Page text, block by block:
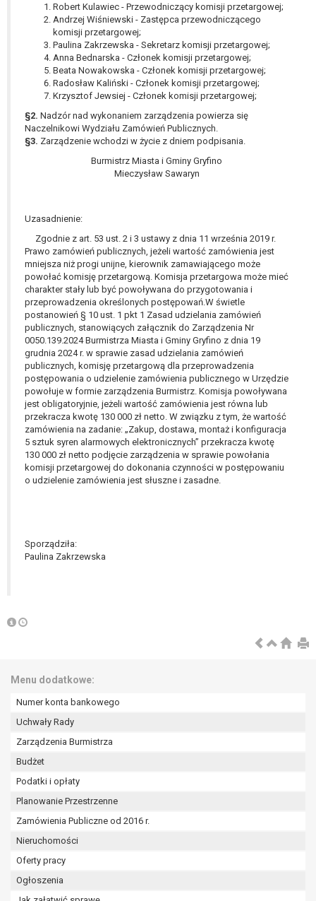
Robert Kulawiec - Przewodniczący komisji przetargowej;
Andrzej Wiśniewski - Zastępca przewodniczącego
komisji przetargowej;
Paulina Zakrzewska - Sekretarz komisji przetargowej;
Anna Bednarska - Członek komisji przetargowej;
Beata Nowakowska - Członek komisji przetargowej;
Radosław Kaliński - Członek komisji przetargowej;
Krzysztof Jewsiej - Członek komisji przetargowej;
§2. Nadzór nad wykonaniem zarządzenia powierza się
Naczelnikowi Wydziału Zamówień Publicznych.
§3. Zarządzenie wchodzi w życie z dniem podpisania.
Burmistrz Miasta i Gminy Gryfino
Mieczysław Sawaryn
Uzasadnienie:
Zgodnie z art. 53 ust. 2 i 3 ustawy z dnia 11 września 2019 r.
Prawo zamówień publicznych, jeżeli wartość zamówienia jest
mniejsza niż progi unijne, kierownik zamawiającego może
powołać komisję przetargową. Komisja przetargowa może mieć
charakter stały lub być powoływana do przygotowania i
przeprowadzenia określonych postępowań.W świetle
postanowień § 10 ust. 1 pkt 1 Zasad udzielania zamówień
publicznych, stanowiących załącznik do Zarządzenia Nr
0050.139.2024 Burmistrza Miasta i Gminy Gryfino z dnia 19
grudnia 2024 r. w sprawie zasad udzielania zamówień
publicznych, komisję przetargową dla przeprowadzenia
postępowania o udzielenie zamówienia publicznego w Urzędzie
powołuje w formie zarządzenia Burmistrz. Komisja powoływana
jest obligatoryjnie, jeżeli wartość zamówienia jest równa lub
przekracza kwotę 130 000 zł netto. W związku z tym, że wartość
zamówienia na zadanie: „Zakup, dostawa, montaż i konfiguracja
5 sztuk syren alarmowych elektronicznych” przekracza kwotę
130 000 zł netto podjęcie zarządzenia w sprawie powołania
komisji przetargowej do dokonania czynności w postępowaniu
o udzielenie zamówienia jest słuszne i zasadne.
Sporządziła:
Paulina Zakrzewska
Menu dodatkowe:
Numer konta bankowego
Uchwały Rady
Zarządzenia Burmistrza
Budżet
Podatki i opłaty
Planowanie Przestrzenne
Zamówienia Publiczne od 2016 r.
Nieruchomości
Oferty pracy
Ogłoszenia
W przypadku gdy przetwarzanie danych
osobowych odbywa się na podstawie zgody osoby
na przetwarzanie danych osobowych (art. 6 ust. 1
lit a RODO), przysługuje Pani/Panu prawo do
cofnięcia tej zgody w dowolnym momencie.
Cofnięcie to nie ma wpływu na zgodność
przetwarzania, którego dokonano na podstawie
zgody przed jej cofnięciem.
Przysługuje Pani/Panu prawo wniesienia skargi do
organu nadzorczego na niezgodne z prawem
Organem właściwym do wniesienia skargi jest
Prezes Urzędu Ochrony Danych Osobowych.
W zależności od sfery, w której przetwarzane są
dane osobowe, podanie danych osobowych jest
dobrowolne albo jest wymogiem ustawowym lub
umownym.
Pani/Pana dane nie będą poddawane
zautomatyzowanemu podejmowaniu decyzji, w
tym również profilowaniu.